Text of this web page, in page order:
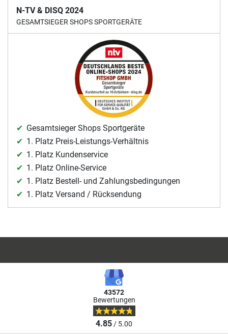
N-TV & DISQ 2024
GESAMTSIEGER SHOPS SPORTGERÄTE
Gesamtsieger Shops Sportgeräte
1. Platz Preis-Leistungs-Verhältnis
1. Platz Kundenservice
1. Platz Online-Service
1. Platz Bestell- und Zahlungsbedingungen
1. Platz Versand / Rücksendung
43572
Bewertungen
4.85/ 5.00